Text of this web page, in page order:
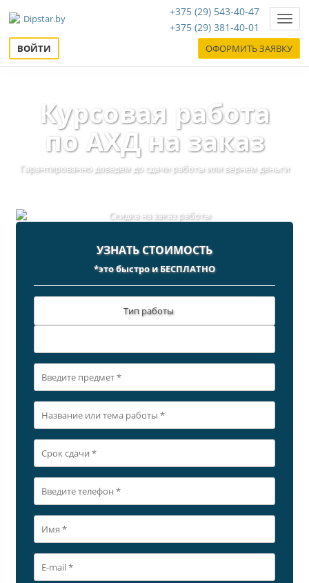
+375 (29) 543-40-47
+375 (29) 381-40-01
ВОЙТИ ОФОРМИТЬ ЗАЯВКУ
Курсовая работа
по АХД на заказ
Гарантированно доведем до сдачи работы или вернем деньги
УЗНАТЬ СТОИМОСТЬ
*это быстро и БЕСПЛАТНО
Тип работы